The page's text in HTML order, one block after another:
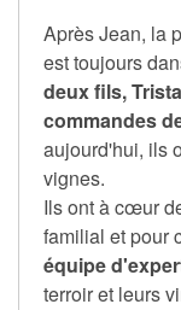
Après Jean, la
est toujours
deux fils,
commandes
aujourd'hui, ils
vignes.
Ils ont à cœur
familial et pour
équipe
terroir et leurs